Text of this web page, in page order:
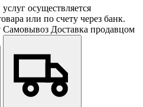
осуществляется
или по счету через банк.
Самовывоз Доставка продавцом